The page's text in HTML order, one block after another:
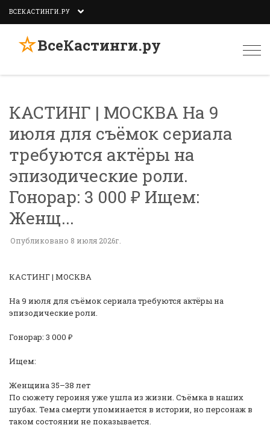
ВСЕКАСТИНГИ.РУ
☆ВсеКастинги.ру
КАСТИНГ | МОСКВА На 9
июля для съёмок сериала
требуются актёры на
эпизодические роли.
Гонорар: 3 000 ₽ Ищем:
Женщ...
Опубликовано 8 июля 2026г.
КАСТИНГ | МОСКВА
На 9 июля для съёмок сериала требуются актёры на
эпизодические роли.
Гонорар: 3 000 ₽
Ищем:
Женщина 35–38 лет
По сюжету героиня уже ушла из жизни. Съёмка в наших
шубах. Тема смерти упоминается в истории, но персонаж в
таком состоянии не показывается.